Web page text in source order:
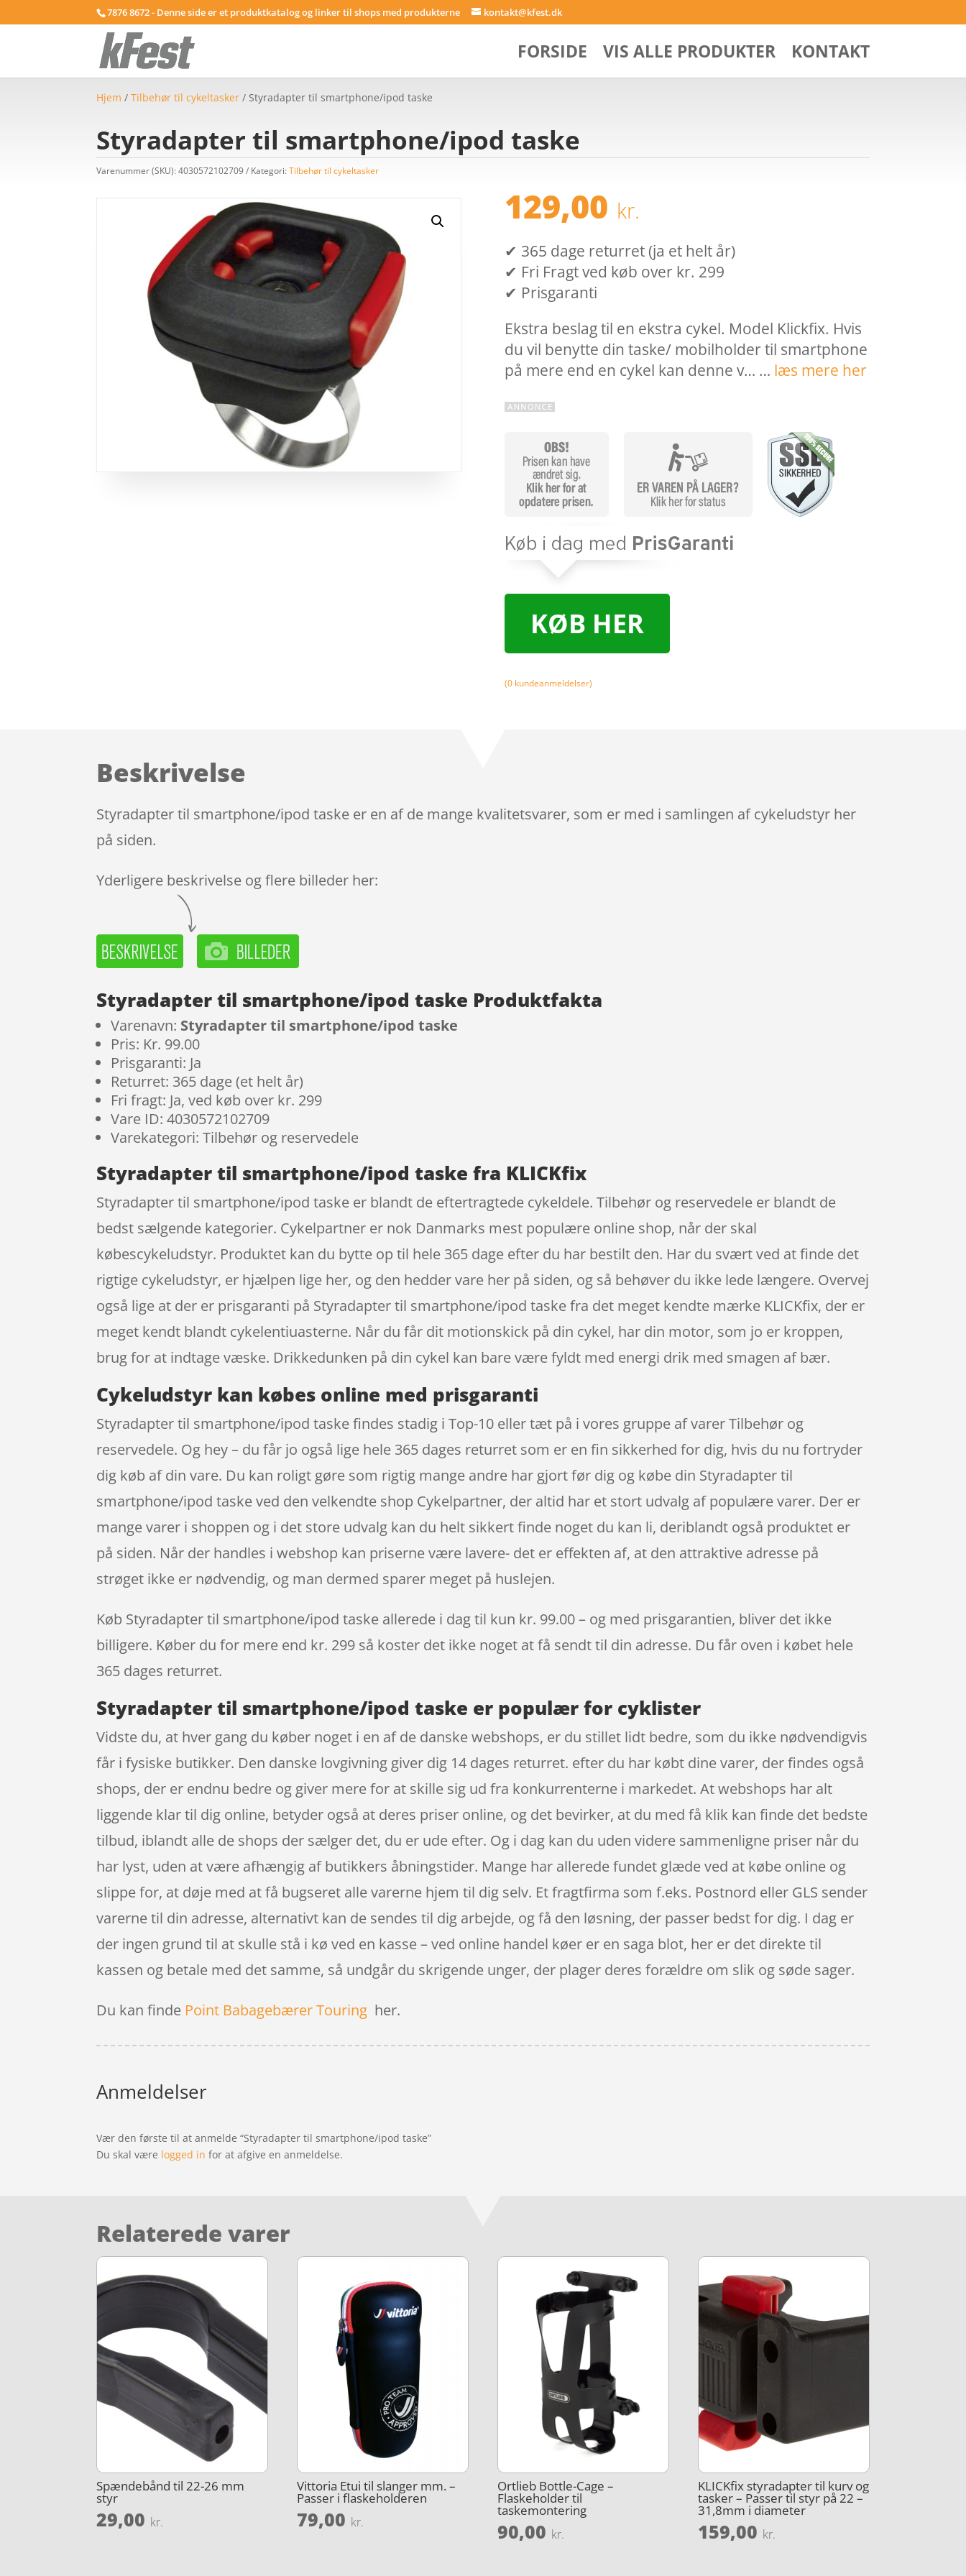
7876 8672 - Denne side er et produktkatalog og linker til shops med produkterne kontakt@kfest.dk
FORSIDE VIS ALLE PRODUKTER KONTAKT
Hjem /Tilbehør til cykeltasker / Styradapter til smartphone/ipod taske
Styradapter til smartphone/ipod taske
Varenummer (SKU):4030572102709 Kategori:Tilbehør til cykeltasker
129,00 kr.
✔ 365 dage returret (ja et helt år)
✔ Fri Fragt ved køb over kr. 299
✔ Prisgaranti
Ekstra beslag til en ekstra cykel. Model Klickfix. Hvis
du vil benytte din taske/ mobilholder til smartphone
på mere end en cykel kan denne v… … læs mere her
KØB HER
(0kundeanmeldelser)
Beskrivelse
Styradapter til smartphone/ipod taske er en af de mange kvalitetsvarer, som er med i samlingen af cykeludstyr her
på siden.
Yderligere beskrivelse og flere billeder her:
Styradapter til smartphone/ipod taske Produktfakta
Varenavn: Styradapter til smartphone/ipod taske
Pris: Kr. 99.00
Prisgaranti: Ja
Returret: 365 dage (et helt år)
Fri fragt: Ja, ved køb over kr. 299
Vare ID: 4030572102709
Varekategori: Tilbehør og reservedele
Styradapter til smartphone/ipod taske fra KLICKfix
Styradapter til smartphone/ipod taske er blandt de eftertragtede cykeldele. Tilbehør og reservedele er blandt de
bedst sælgende kategorier. Cykelpartner er nok Danmarks mest populære online shop, når der skal
købescykeludstyr. Produktet kan du bytte op til hele 365 dage efter du har bestilt den. Har du svært ved at finde det
rigtige cykeludstyr, er hjælpen lige her, og den hedder vare her på siden, og så behøver du ikke lede længere. Overvej
også lige at der er prisgaranti på Styradapter til smartphone/ipod taske fra det meget kendte mærke KLICKfix, der er
meget kendt blandt cykelentiuasterne. Når du får dit motionskick på din cykel, har din motor, som jo er kroppen,
brug for at indtage væske. Drikkedunken på din cykel kan bare være fyldt med energi drik med smagen af bær.
Cykeludstyr kan købes online med prisgaranti
Styradapter til smartphone/ipod taske findes stadig i Top-10 eller tæt på i vores gruppe af varer Tilbehør og
reservedele. Og hey – du får jo også lige hele 365 dages returret som er en fin sikkerhed for dig, hvis du nu fortryder
dig køb af din vare. Du kan roligt gøre som rigtig mange andre har gjort før dig og købe din Styradapter til
smartphone/ipod taske ved den velkendte shop Cykelpartner, der altid har et stort udvalg af populære varer. Der er
mange varer i shoppen og i det store udvalg kan du helt sikkert finde noget du kan li, deriblandt også produktet er
på siden. Når der handles i webshop kan priserne være lavere- det er effekten af, at den attraktive adresse på
strøget ikke er nødvendig, og man dermed sparer meget på huslejen.
Køb Styradapter til smartphone/ipod taske allerede i dag til kun kr. 99.00 – og med prisgarantien, bliver det ikke
billigere. Køber du for mere end kr. 299 så koster det ikke noget at få sendt til din adresse. Du får oven i købet hele
365 dages returret.
Styradapter til smartphone/ipod taske er populær for cyklister
Vidste du, at hver gang du køber noget i en af de danske webshops, er du stillet lidt bedre, som du ikke nødvendigvis
får i fysiske butikker. Den danske lovgivning giver dig 14 dages returret. efter du har købt dine varer, der findes også
shops, der er endnu bedre og giver mere for at skille sig ud fra konkurrenterne i markedet. At webshops har alt
liggende klar til dig online, betyder også at deres priser online, og det bevirker, at du med få klik kan finde det bedste
tilbud, iblandt alle de shops der sælger det, du er ude efter. Og i dag kan du uden videre sammenligne priser når du
har lyst, uden at være afhængig af butikkers åbningstider. Mange har allerede fundet glæde ved at købe online og
slippe for, at døje med at få bugseret alle varerne hjem til dig selv. Et fragtfirma som f.eks. Postnord eller GLS sender
varerne til din adresse, alternativt kan de sendes til dig arbejde, og få den løsning, der passer bedst for dig. I dag er
der ingen grund til at skulle stå i kø ved en kasse – ved online handel køer er en saga blot, her er det direkte til
kassen og betale med det samme, så undgår du skrigende unger, der plager deres forældre om slik og søde sager.
Du kan finde Point Babagebærer Touring her.
Anmeldelser
Vær den første til at anmelde “Styradapter til smartphone/ipod taske”
Du skal være logged in for at afgive en anmeldelse.
Relaterede varer
Spændebånd til 22-26 mm
styr
29,00 kr.
Vittoria Etui til slanger mm. –
Passer i flaskeholderen
79,00 kr.
Ortlieb Bottle-Cage –
Flaskeholder til
taskemontering
90,00 kr.
KLICKfix styradapter til kurv og
tasker – Passer til styr på 22 –
31,8mm i diameter
159,00 kr.